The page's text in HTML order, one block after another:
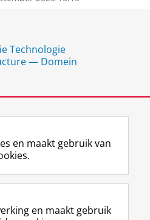
Technologie
— Domein
F
a
e
L
i
k
R
S
-
I
n
t
Y
o
T
en maakt gebruik van
en maakt gebruik